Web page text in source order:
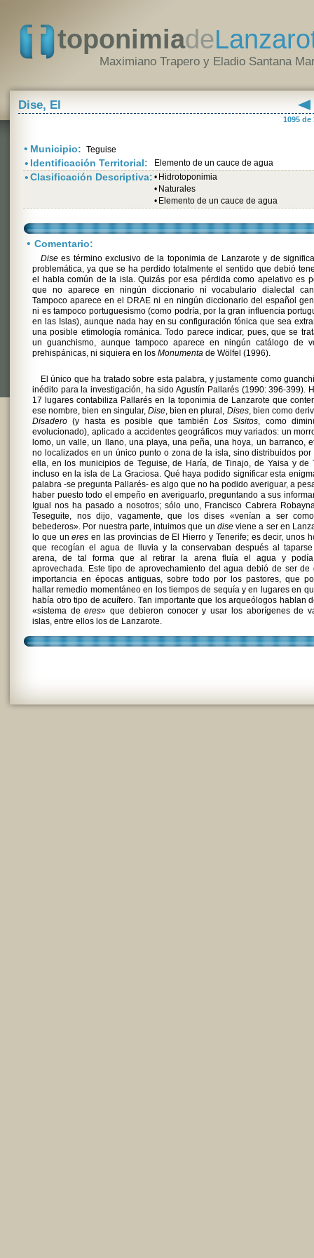
toponimiade
Maximiano Trapero y Eladio Santana
Dise, El
1095 de
• Municipio: Teguise
• Identificación Territorial: Elemento de un cauce de agua
•Clasificación Descriptiva: • Hidrotoponimia
• Naturales
• Elemento de un cauce de agua
• Comentario:
Dise es término exclusivo de la toponimia de Lanzarote y de
problemática, ya que se ha perdido totalmente el sentido que debió
el habla común de la isla. Quizás por esa pérdida como apelativo es
que no aparece en ningún diccionario ni vocabulario dialectal
Tampoco aparece en el DRAE ni en ningún diccionario del español
ni es tampoco portuguesismo (como podría, por la gran influencia
en las Islas), aunque nada hay en su configuración fónica que sea
una posible etimología románica. Todo parece indicar, pues, que se
un guanchismo, aunque tampoco aparece en ningún catálogo de
prehispánicas, ni siquiera en los Monumenta de Wölfel (1996).
El único que ha tratado sobre esta palabra, y justamente como
inédito para la investigación, ha sido Agustín Pallarés (1990: 396-399).
17 lugares contabiliza Pallarés en la toponimia de Lanzarote que
ese nombre, bien en singular, Dise, bien en plural, Dises, bien como
Disadero (y hasta es posible que tambiénLos Sisitos, como
evolucionado), aplicado a accidentes geográficos muy variados: un
lomo, un valle, un llano, una playa, una peña, una hoya, un barranco,
no localizados en un único punto o zona de la isla, sino distribuidos por
ella, en los municipios de Teguise, de Haría, de Tinajo, de Yaisa y de
incluso en la isla de La Graciosa. Qué haya podido significar esta
palabra -se pregunta Pallarés- es algo que no ha podido averiguar, a
haber puesto todo el empeño en averiguarlo, preguntando a sus
Igual nos ha pasado a nosotros; sólo uno, Francisco Cabrera
Teseguite, nos dijo, vagamente, que los dises «venían a ser
bebederos». Por nuestra parte, intuimos que un diseviene a ser en
lo que uneres en las provincias de El Hierro y Tenerife; es decir, unos
que recogían el agua de lluvia y la conservaban después al
arena, de tal forma que al retirar la arena fluía el agua y
aprovechada. Este tipo de aprovechamiento del agua debió de ser de
importancia en épocas antiguas, sobre todo por los pastores, que
hallar remedio momentáneo en los tiempos de sequía y en lugares en
había otro tipo de acuífero. Tan importante que los arqueólogos hablan
«sistema deeres» que debieron conocer y usar los aborígenes de
islas, entre ellos los de Lanzarote.